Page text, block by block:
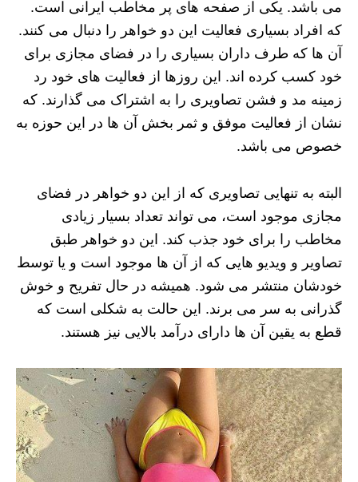
می باشد. یکی از صفحه های پر مخاطب ایرانی است.
که افراد بسیاری فعالیت این دو خواهر را دنبال می کنند.
آن ها که طرف داران بسیاری را در فضای مجازی برای
خود کسب کرده اند. این روزها از فعالیت های خود رد
زمینه مد و فشن تصاویری را به اشتراک می گذارند. که
نشان از فعالیت موفق و ثمر بخش آن ها در این حوزه به
خصوص می باشد.
البته به تنهایی تصاویری که از این دو خواهر در فضای
مجازی موجود است، می تواند تعداد بسیار زیادی
مخاطب را برای خود جذب کند. این دو خواهر طبق
تصاویر و ویدیو هایی که از آن ها موجود است و یا توسط
خودشان منتشر می شود. همیشه در حال تفریح و خوش
گذرانی به سر می برند. این حالت به شکلی است که
قطع به یقین آن ها دارای درآمد بالایی نیز هستند.